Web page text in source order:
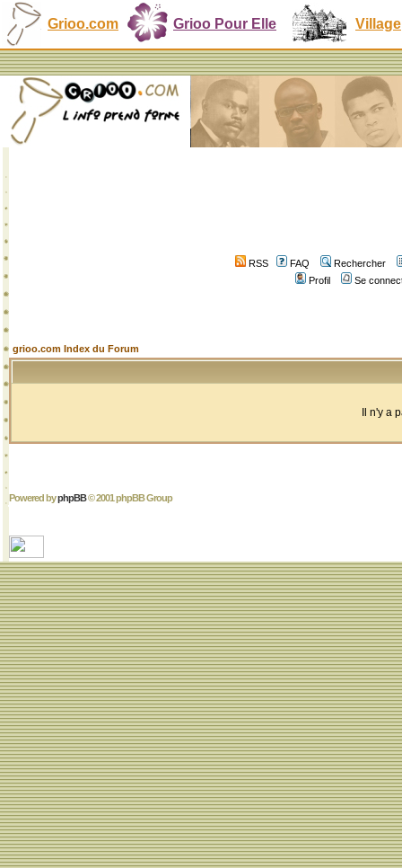
Grioo.com Grioo Pour Elle Village
RSS FAQ
Rechercher
Profil
Se
grioo.com Index du Forum
Il n'y a
Powered byphpBB© 2001 phpBB Group